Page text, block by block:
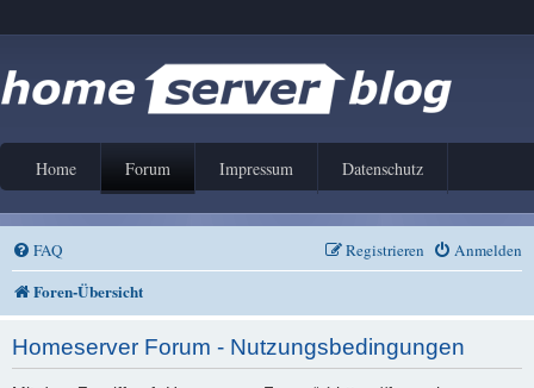
Home Forum Impressum Datenschutz
FAQ Anmelden
Registrieren
Foren-Übersicht
Homeserver Forum - Nutzungsbedingungen